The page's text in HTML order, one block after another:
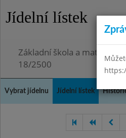
Jídelní lístek
Základní škola a mateřská
18/2500
Vybrat jídelnu Jídelní lístek